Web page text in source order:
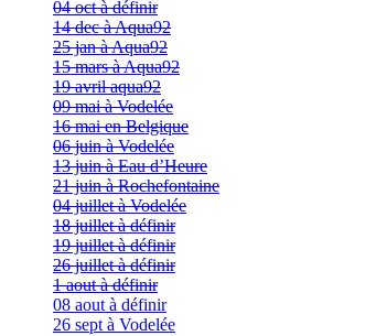
04 oct à définir
14 dec à Aqua92
25 jan à Aqua92
15 mars à Aqua92
19 avril aqua92
09 mai à Vodelée
16 mai en Belgique
06 juin à Vodelée
13 juin à Eau d’Heure
21 juin à Rochefontaine
04 juillet à Vodelée
18 juillet à définir
19 juillet à définir
26 juillet à définir
1 aout à définir
08 aout à définir
26 sept à Vodelée